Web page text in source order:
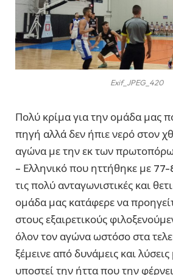
Exif_JPEG_420
Πολύ κρίμα για την ομάδα μας
πηγή αλλά δεν ήπιε νερό στον
αγώνα με την εκ των
– Ελληνικό που ηττήθηκε με 77-
τις πολύ ανταγωνιστικές και
ομάδα μας κατάφερε να
στους εξαιρετικούς
όλον τον αγώνα ωστόσο στα
ξέμεινε από δυνάμεις και
υποστεί την ήττα που την